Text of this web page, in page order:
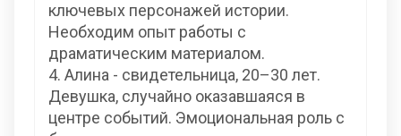
ключевых персонажей истории.
Необходим опыт работы с
драматическим материалом.
4. Алина - свидетельница, 20–30 лет.
Девушка, случайно оказавшаяся в
центре событий. Эмоциональная роль с